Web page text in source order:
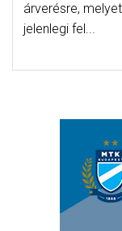
árverésre,
jelenlegi fel...